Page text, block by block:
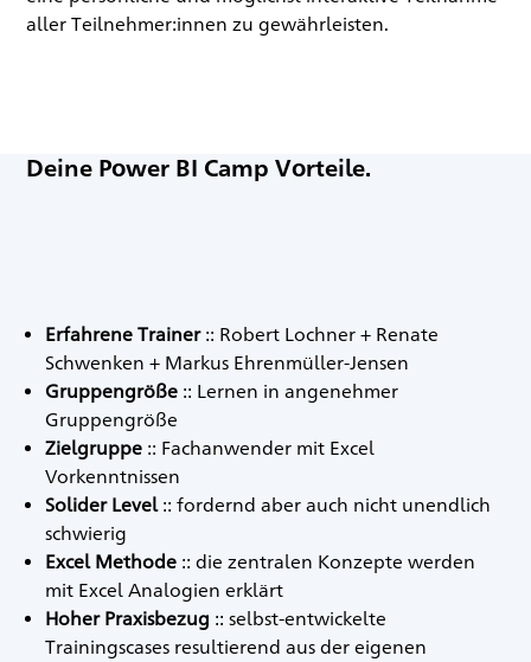
aller Teilnehmer:innen zu gewährleisten.
Deine Power BI Camp Vorteile.
Erfahrene Trainer:: Robert Lochner + Renate
Schwenken + Markus Ehrenmüller-Jensen
Gruppengröße :: Lernen in angenehmer
Gruppengröße
Zielgruppe :: Fachanwender mit Excel
Vorkenntnissen
Solider Level:: fordernd aber auch nicht unendlich
schwierig
Excel Methode :: die zentralen Konzepte werden
mit Excel Analogien erklärt
Hoher Praxisbezug :: selbst-entwickelte
Trainingscases resultierend aus der eigenen